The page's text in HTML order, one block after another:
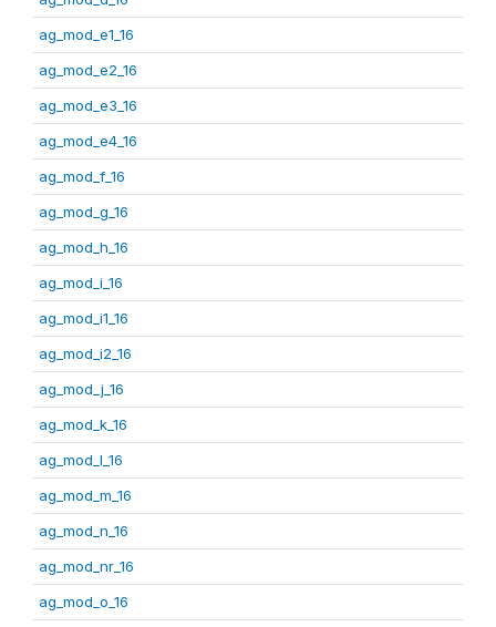
ag_mod_e1_16
ag_mod_e2_16
ag_mod_e3_16
ag_mod_e4_16
ag_mod_f_16
ag_mod_g_16
ag_mod_h_16
ag_mod_i_16
ag_mod_i1_16
ag_mod_i2_16
ag_mod_j_16
ag_mod_k_16
ag_mod_l_16
ag_mod_m_16
ag_mod_n_16
ag_mod_nr_16
ag_mod_o_16